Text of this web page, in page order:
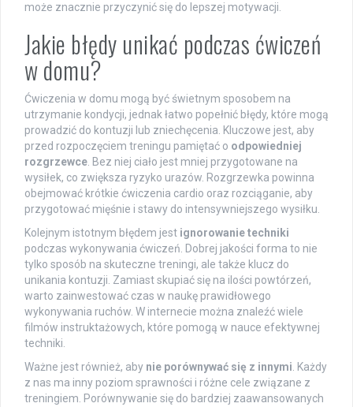
może znacznie przyczynić się do lepszej motywacji.
Jakie błędy unikać podczas ćwiczeń
w domu?
Ćwiczenia w domu mogą być świetnym sposobem na
utrzymanie kondycji, jednak łatwo popełnić błędy, które mogą
prowadzić do kontuzji lub zniechęcenia. Kluczowe jest, aby
przed rozpoczęciem treningu pamiętać o odpowiedniej
rozgrzewce. Bez niej ciało jest mniej przygotowane na
wysiłek, co zwiększa ryzyko urazów. Rozgrzewka powinna
obejmować krótkie ćwiczenia cardio oraz rozciąganie, aby
przygotować mięśnie i stawy do intensywniejszego wysiłku.
Kolejnym istotnym błędem jest ignorowanie techniki
podczas wykonywania ćwiczeń. Dobrej jakości forma to nie
tylko sposób na skuteczne treningi, ale także klucz do
unikania kontuzji. Zamiast skupiać się na ilości powtórzeń,
warto zainwestować czas w naukę prawidłowego
wykonywania ruchów. W internecie można znaleźć wiele
filmów instruktażowych, które pomogą w nauce efektywnej
techniki.
Ważne jest również, aby nie porównywać się z innymi. Każdy
z nas ma inny poziom sprawności i różne cele związane z
treningiem. Porównywanie się do bardziej zaawansowanych